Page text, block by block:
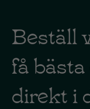
Beställ
få
direkt i